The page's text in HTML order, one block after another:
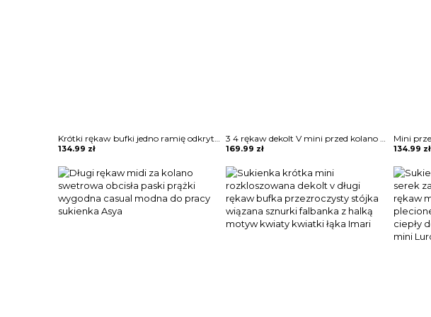
Krótki rękaw bufki jedno ramię odkryte ramiona kwiaty wzór marszczenie pasek talia impreza elegancka mini przed kolano sukienka Drandofile
134.99 zł
3 4 rękaw dekolt V mini przed kolano zakładki pas skóra sztuczna skórzana elegancka impreza żakiet sukienka Eugenia
169.99 zł 134.99 zł